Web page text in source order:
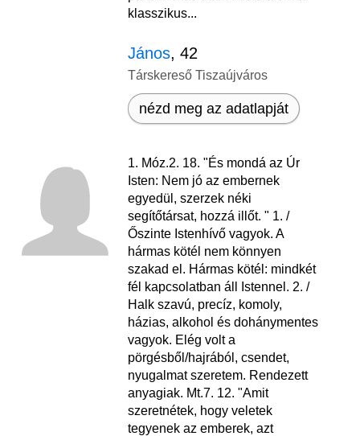
klasszikus...
János, 42
Társkereső Tiszaújváros
nézd meg az adatlapját
1. Móz.2. 18. "És mondá az Úr
Isten: Nem jó az embernek
egyedül, szerzek néki
segítőtársat, hozzá illőt. " 1. /
Őszinte Istenhívő vagyok. A
hármas kötél nem könnyen
szakad el. Hármas kötél: mindkét
fél kapcsolatban áll Istennel. 2. /
Halk szavú, precíz, komoly,
házias, alkohol és dohánymentes
vagyok. Elég volt a
pörgésből/hajrából, csendet,
nyugalmat szeretem. Rendezett
anyagiak. Mt.7. 12. "Amit
szeretnétek, hogy veletek
tegyenek az emberek, azt